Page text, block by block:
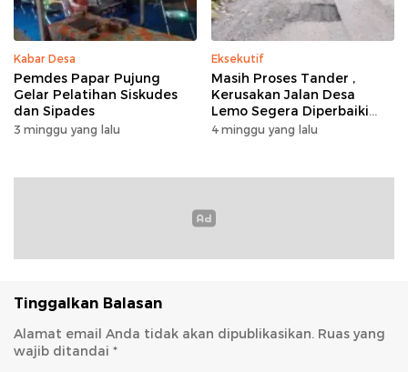
Kabar Desa
Pemdes Papar Pujung
Gelar Pelatihan Siskudes
dan Sipades
3 minggu yang lalu
Eksekutif
Masih Proses Tander ,
Kerusakan Jalan Desa
Lemo Segera Diperbaiki
Tahun Ini
4 minggu yang lalu
Tinggalkan Balasan
Alamat email Anda tidak akan dipublikasikan. Ruas yang
wajib ditandai *